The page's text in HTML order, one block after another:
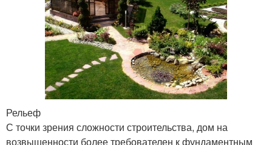
Рельеф
С точки зрения сложности строительства, дом на
возвышенности более требователен к фундаментным